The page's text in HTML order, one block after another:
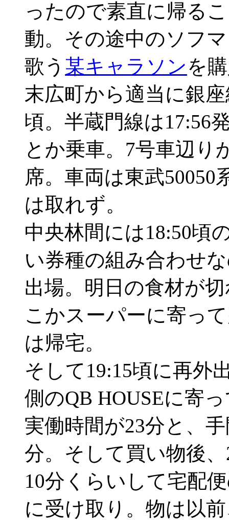
ったので素直に帰る
動。その途中のソフ
歌う 某キャラソンを
末広町から適当に銀
頃。半蔵門線は17:56
とか乗車。7号車辺り
席。車両は東武
は取れず。
中央林間には18:50頃
い券種の組み合わせ
出場。明日の食材が
こかスーパーに寄っ
は帰宅。
そして19:15頃に再外
側のQB HOUSEに寄
実働時間が23分と、
分。そして買い物後
10分くらいして宅配
に受け取り。物は以